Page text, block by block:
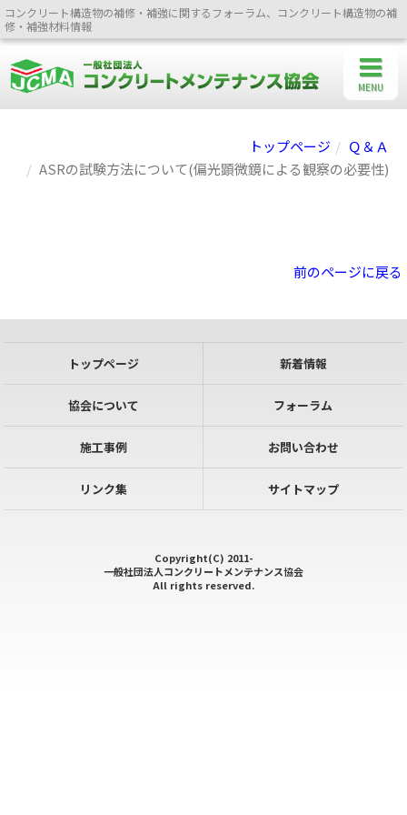
コンクリート構造物の補修・補強に関するフォーラム、コンクリート構造物の補
修・補強材料情報
トップページ
Ｑ＆Ａ
ASRの試験方法について(偏光顕微鏡による観察の必要性)
前のページに戻る
トップページ 新着情報
協会について フォーラム
施工事例 お問い合わせ
リンク集 サイトマップ
Copyright(C) 2011-
一般社団法人コンクリートメンテナンス協会
All rights reserved.
MENU